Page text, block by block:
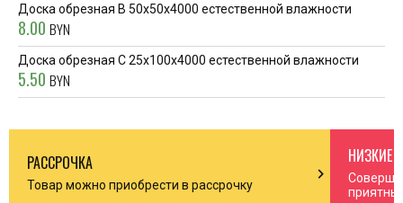
Доска обрезная В 50x50x4000 естественной влажности
8.00 BYN
Доска обрезная С 25x100x4000 естественной влажности
5.50 BYN
РАССРОЧКА
Товар можно приобрести в рассрочку chevron_right
НИЗКИЕ